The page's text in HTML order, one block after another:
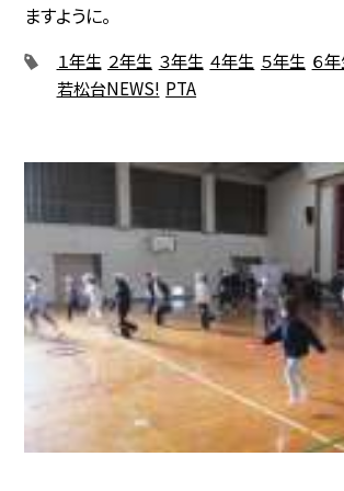
ますように。
１年生 ２年生 ３年生 ４年生 ５年生 ６
若松台NEWS! PTA